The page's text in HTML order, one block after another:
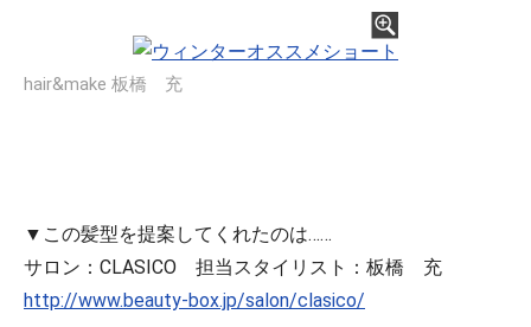
hair&make 板橋 充
▼この髪型を提案してくれたのは……
サロン：CLASICO 担当スタイリスト：板橋 充
http://www.beauty-box.jp/salon/clasico/